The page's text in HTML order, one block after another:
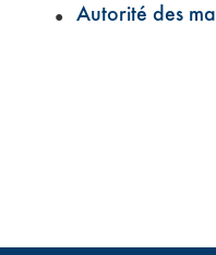
Autorité des